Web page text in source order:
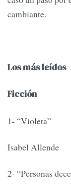
cambiante.
Los más leídos
Ficción
1- “Violeta”
Isabel Allende
2- “Personas